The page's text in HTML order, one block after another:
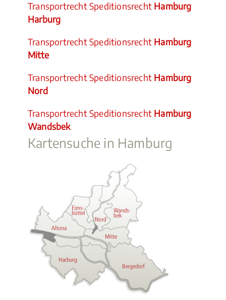
Transportrecht Speditionsrecht Hamburg
Harburg
Transportrecht Speditionsrecht Hamburg
Mitte
Transportrecht Speditionsrecht Hamburg
Nord
Transportrecht Speditionsrecht Hamburg
Wandsbek
Kartensuche in Hamburg